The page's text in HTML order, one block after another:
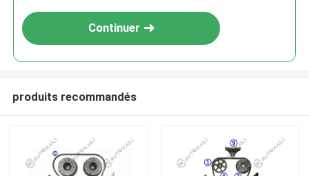
Continuer
produits recommandés